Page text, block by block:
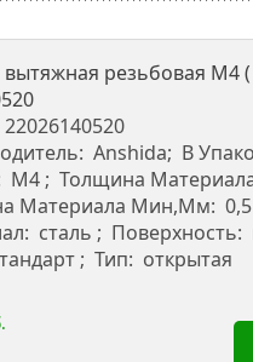
вытяжная резьбовая M4 (
22026140520
Anshida В
М4 Толщина
Материала Мин,мм: 0,5
сталь Поверхность:
Тип: открытая